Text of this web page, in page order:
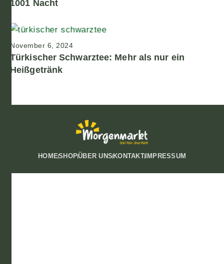
1001 Nacht
November 6, 2024
Türkischer Schwarztee: Mehr als nur ein
Heißgetränk
HOMESHOPÜBER UNS KONTAKTIMPRESSUM